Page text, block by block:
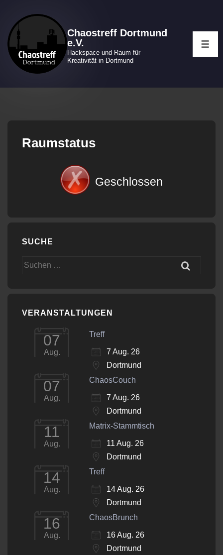
Inhalt
Chaostreff Dortmund
e.V.
Hackspace und Raum für
Kreativität in Dortmund
Raumstatus
Geschlossen
SUCHE
Suchen
VERANSTALTUNGEN
07
Aug.
Treff
7 Aug. 26
Dortmund
07
Aug.
ChaosCouch
7 Aug. 26
Dortmund
11
Aug.
Matrix-Stammtisch
11 Aug. 26
Dortmund
14
Aug.
Treff
14 Aug. 26
Dortmund
16
Aug.
ChaosBrunch
16 Aug. 26
Dortmund